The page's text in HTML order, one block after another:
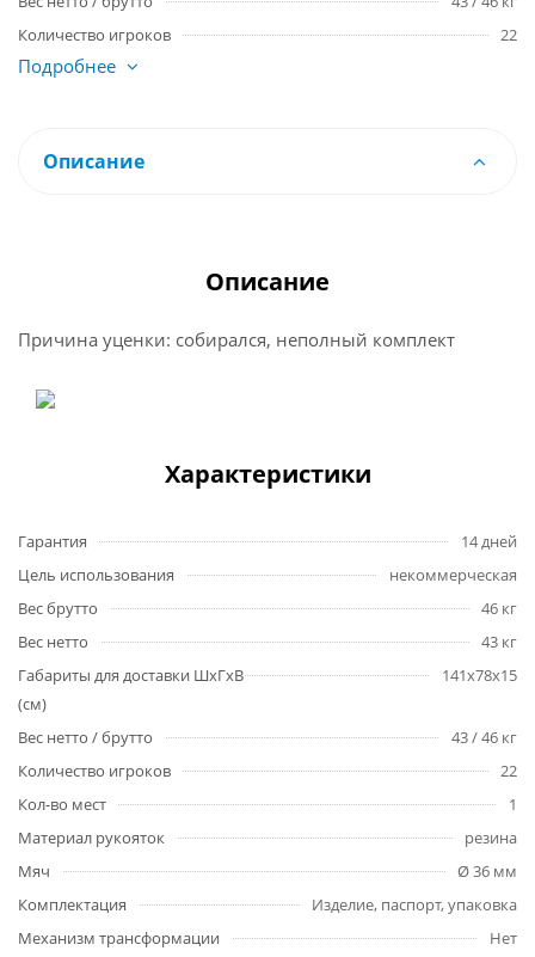
Количество игроков
22
Подробнее
Описание
Описание
Причина уценки: собирался, неполный комплект
Характеристики
Гарантия
14 дней
Цель использования
некоммерческая
Вес брутто
46 кг
Вес нетто
43 кг
Габариты для доставки ШхГхВ
(см)
141х78х15
Вес нетто / брутто
43 / 46 кг
Количество игроков
22
Кол-во мест
1
Материал рукояток
резина
Мяч
Ø 36 мм
Комплектация
Изделие, паспорт, упаковка
Механизм трансформации
Нет